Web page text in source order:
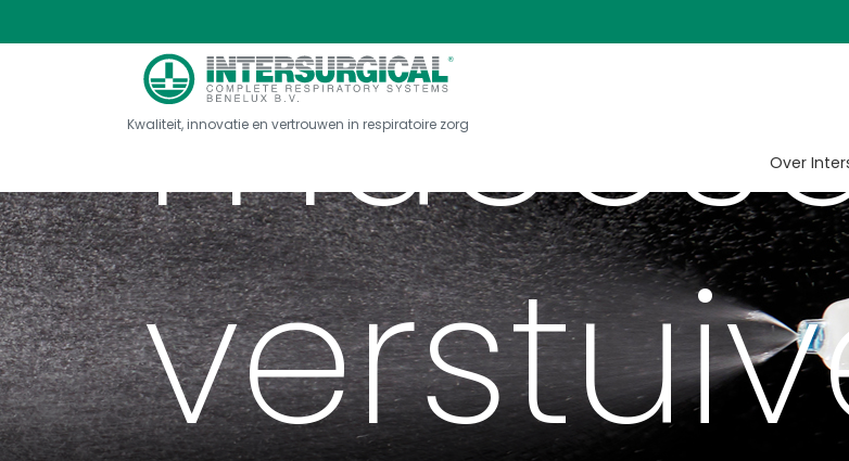
Kwaliteit, innovatie en vertrouwen in respiratoire zorg
Over